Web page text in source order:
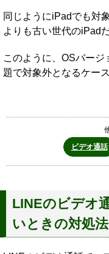
同じようにiPadでも対
よりも古い世代のiPad
このように、OSバー
題で対象外となるケー
ビデオ通話
LINEのビデオ
いときの対処法